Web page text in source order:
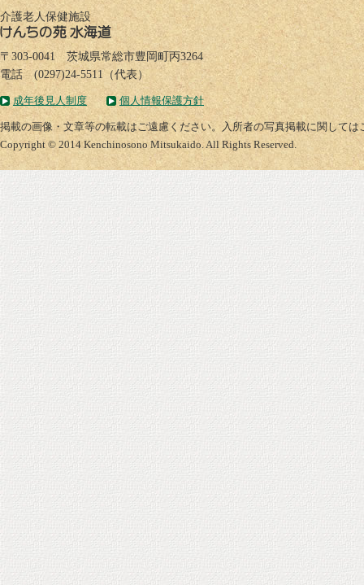
介護老人保健施設
〒303-0041 茨城県常総市豊岡町丙3264
電話 (0297)24-5511（代表）
成年後見人制度 個人情報保護方針
掲載の画像・文章等の転載はご遠慮ください。入所者の写真掲載に関して
Copyright © 2014 Kenchinosono Mitsukaido. All Rights Reserved.